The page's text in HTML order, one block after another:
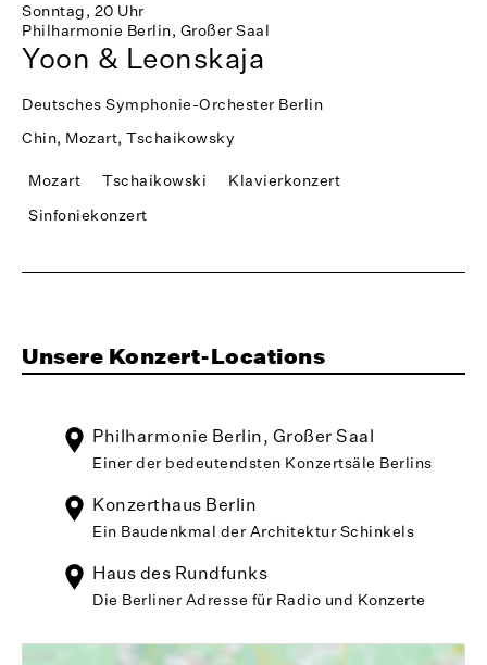
Sonntag, 20 Uhr
Philharmonie Berlin, Großer Saal
Yoon & Leonskaja
Deutsches Symphonie-Orchester Berlin
Chin, Mozart, Tschaikowsky
Mozart Tschaikowski
Klavierkonzert
Sinfoniekonzert
Unsere Konzert-Locations
Philharmonie Berlin, Großer Saal
Einer der bedeutendsten Konzertsäle Berlins
Konzerthaus Berlin
Ein Baudenkmal der Architektur Schinkels
Haus des Rundfunks
Die Berliner Adresse für Radio und Konzerte